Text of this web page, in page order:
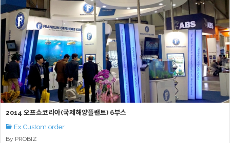
2014 오프쇼코리아(국제해양플랜트) 6부스
Ex Custom order
By PROBIZ